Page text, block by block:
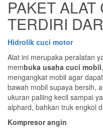
PAKET
TERDIRI
Hidrolik cuci motor
Alat ini merupaka peralatan
membuka usaha cuci mobil
mengangkat mobil agar
bawah mobil supaya bersih,
ukuran paliing kecil sampai
alphard, bahkan truk engkol
Kompresor angin